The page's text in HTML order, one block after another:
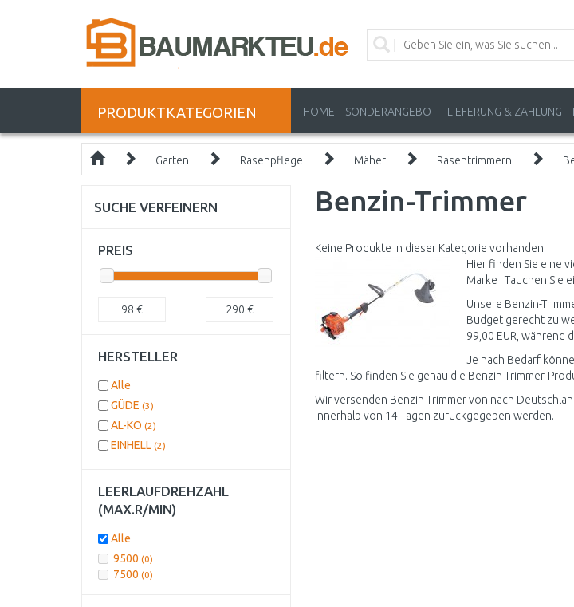
PRODUKTKATEGORIEN HOME SONDERANGEBOT LIEFERUNG & ZAHLUNG
Garten Rasenpflege Mäher Rasentrimmern
Benzin-Trimmer
Keine Produkte in dieser Kategorie vorhanden.
Hier finden Sie eine
Marke . Tauchen Sie
Unsere Benzin-
Budget gerecht zu
99,00 EUR, während
Je nach Bedarf
filtern. So finden Sie genau die Benzin-Trimmer-
Wir versenden Benzin-Trimmer von nach
innerhalb von 14 Tagen zurückgegeben werden.
SUCHE VERFEINERN
PREIS
98 € 290 €
HERSTELLER
Alle
GÜDE (3)
AL-KO (2)
EINHELL (2)
LEERLAUFDREHZAHL
(MAX.R/MIN)
Alle
9500 (0)
7500 (0)